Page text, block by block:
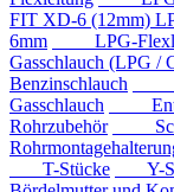
FIT XD-6 (12mm)
6mm
LPG-
Gasschlauch (LPG /
Benzinschlauch
Gasschlauch
Rohrzubehör
T-Stücke
Y-